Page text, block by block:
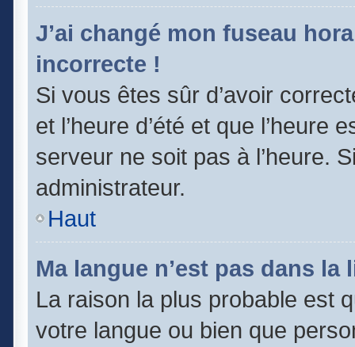
J’ai changé mon fuseau
incorrecte !
Si vous êtes sûr d’avoir
et l’heure d’été et que
serveur ne soit pas à l’heure.
administrateur.
Haut
Ma langue n’est pas dans la
La raison la plus probable est
votre langue ou bien que